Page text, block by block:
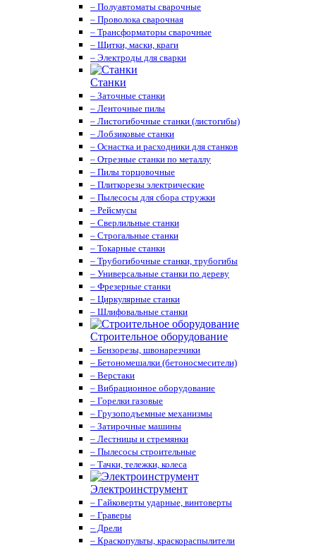
– Полуавтоматы сварочные
– Проволока сварочная
– Трансформаторы сварочные
– Щитки, маски, краги
– Электроды для сварки
Станки
– Заточные станки
– Ленточные пилы
– Листогибочные станки (листогибы)
– Лобзиковые станки
– Оснастка и расходники для станков
– Отрезные станки по металлу
– Пилы торцовочные
– Плиткорезы электрические
– Пылесосы для сбора стружки
– Рейсмусы
– Сверлильные станки
– Строгальные станки
– Токарные станки
– Трубогибочные станки, трубогибы
– Универсальные станки по дереву
– Фрезерные станки
– Циркулярные станки
– Шлифовальные станки
Строительное оборудование
– Бензорезы, швонарезчики
– Бетономешалки (бетоносмесители)
– Верстаки
– Вибрационное оборудование
– Горелки газовые
– Грузоподъемные механизмы
– Затирочные машины
– Лестницы и стремянки
– Пылесосы строительные
– Тачки, тележки, колеса
Электроинструмент
– Гайковерты ударные, винтоверты
– Граверы
– Дрели
– Краскопульты, краскораспылители